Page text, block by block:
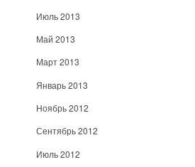
Июль 2013
Май 2013
Март 2013
Январь 2013
Ноябрь 2012
Сентябрь 2012
Июль 2012